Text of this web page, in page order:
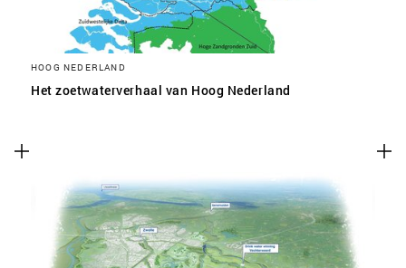
HOOG NEDERLAND
Het zoetwaterverhaal van Hoog Nederland